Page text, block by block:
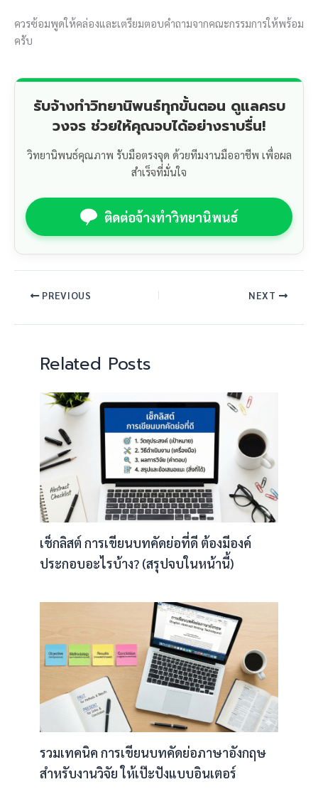
ควรซ้อมพูดให้คล่องและเตรียมตอบคำถามจากคณะกรรมการให้พร้อม
ครับ
รับจ้างทำวิทยานิพนธ์ทุกขั้นตอน ดูแลครบ
วงจร ช่วยให้คุณจบได้อย่างราบรื่น!
วิทยานิพนธ์คุณภาพ รับมือตรงจุด ด้วยทีมงานมืออาชีพ เพื่อผล
สำเร็จที่มั่นใจ
ติดต่อจ้างทำวิทยานิพนธ์
PREVIOUS NEXT
Related Posts
เช็กลิสต์ การเขียนบทคัดย่อที่ดี ต้องมีองค์
ประกอบอะไรบ้าง? (สรุปจบในหน้านี้)
รวมเทคนิค การเขียนบทคัดย่อภาษาอังกฤษ
สำหรับงานวิจัย ให้เป๊ะปังแบบอินเตอร์